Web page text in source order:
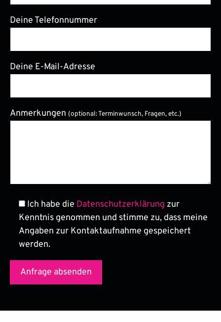
Deine Telefonnummer
Deine E-Mail-Adresse
Bitte lasse dieses Feld leer.
Anmerkungen (optional: Terminwunsch, Fragen, etc.)
Ich habe die Datenschutzerklärung zur
Kenntnis genommen und stimme zu, dass meine
Angaben zur Kontaktaufnahme gespeichert
werden.